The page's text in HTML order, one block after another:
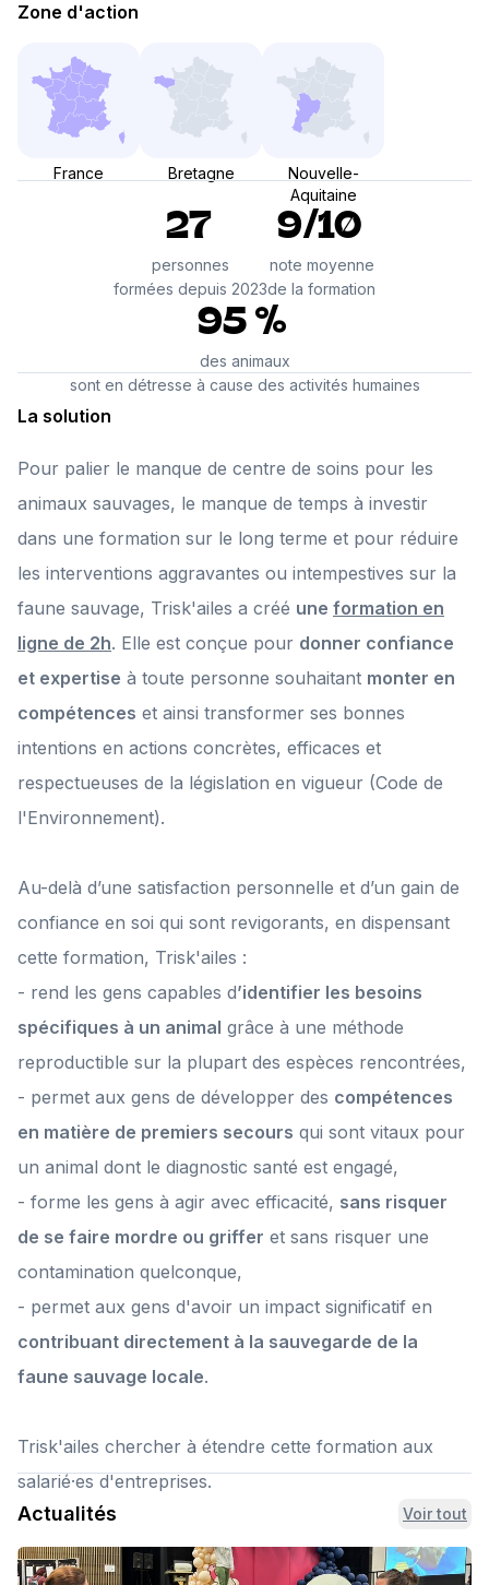
Zone d'action
France Bretagne
Nouvelle-
Aquitaine
27
personnes
formées depuis 2023
9/10
note moyenne
de la formation
95 %
des animaux
sont en détresse à cause des activités humaines
La solution
Pour palier le manque de centre de soins pour les
animaux sauvages, le manque de temps à investir
dans une formation sur le long terme et pour réduire
les interventions aggravantes ou intempestives sur la
faune sauvage, Trisk'ailes a créé une formation en
ligne de 2h. Elle est conçue pour donner confiance
et expertise à toute personne souhaitant monter en
compétences et ainsi transformer ses bonnes
intentions en actions concrètes, efficaces et
respectueuses de la législation en vigueur (Code de
l'Environnement).
Au-delà d’une satisfaction personnelle et d’un gain de
confiance en soi qui sont revigorants, en dispensant
cette formation, Trisk'ailes :
- rend les gens capables d’identifier les besoins
spécifiques à un animal grâce à une méthode
reproductible sur la plupart des espèces rencontrées,
- permet aux gens de développer des compétences
en matière de premiers secours qui sont vitaux pour
un animal dont le diagnostic santé est engagé,
- forme les gens à agir avec efficacité, sans risquer
de se faire mordre ou griffer et sans risquer une
contamination quelconque,
- permet aux gens d'avoir un impact significatif en
contribuant directement à la sauvegarde de la
faune sauvage locale.
Trisk'ailes chercher à étendre cette formation aux
salarié·es d'entreprises.
Actualités Voir tout